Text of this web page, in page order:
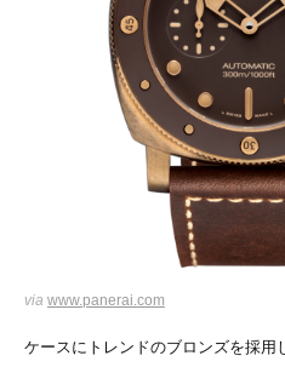
via www.panerai.com
ケースにトレンドのブロンズを採用